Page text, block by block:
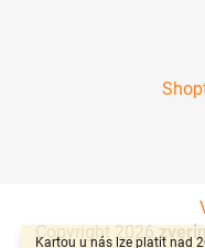
Kartou u nás lze platit nad
Copyright 2026